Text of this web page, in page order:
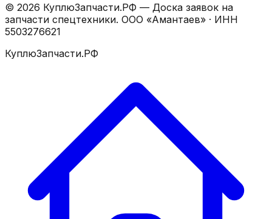
© 2026 КуплюЗапчасти.РФ — Доска заявок на
запчасти спецтехники. ООО «Амантаев» · ИНН
5503276621
КуплюЗапчасти.РФ